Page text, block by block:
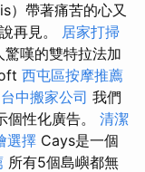
）帶著痛苦的心又
再見。 居家打掃
嘆的雙特拉法加
西屯區按摩推薦
台中搬家公司 我們
性化廣告。 清潔
選擇 Cays是一個
所有5個島嶼都無